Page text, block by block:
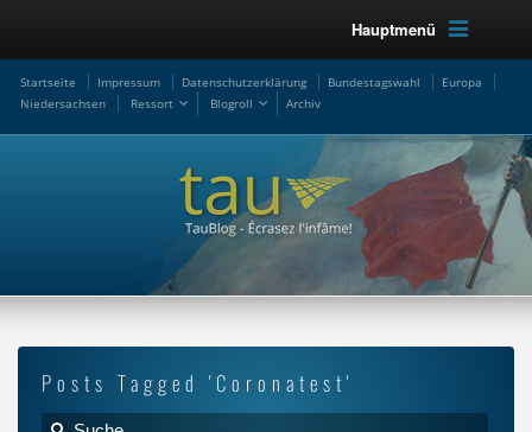
Hauptmenü
Startseite Impressum Datenschutzerklärung Bundestagswahl
Europa
Niedersachsen
Ressort Blogroll Archiv
Posts Tagged 'Coronatest'